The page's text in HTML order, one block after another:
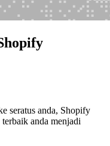
seratus anda, Shopify
anda menjadi